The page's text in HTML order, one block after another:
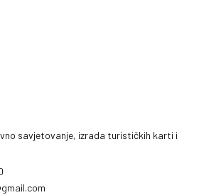
savjetovanje, izrada turističkih karti i